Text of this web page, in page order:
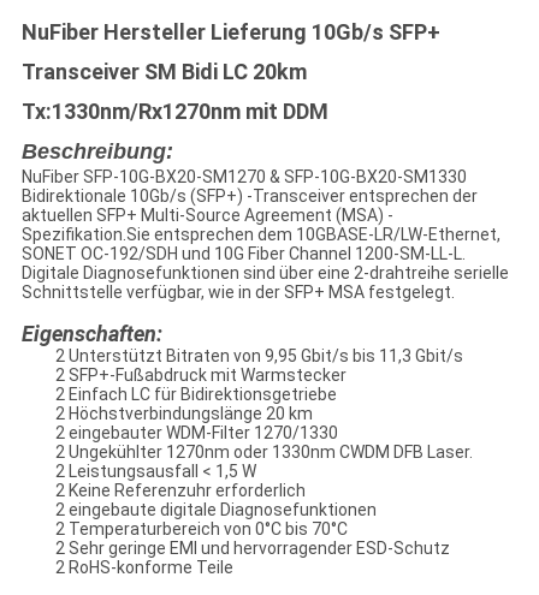
NuFiber Hersteller Lieferung 10Gb/s SFP+
Transceiver SM Bidi LC 20km
Tx:1330nm/Rx1270nm mit DDM
Beschreibung:
NuFiber SFP-10G-BX20-SM1270 & SFP-10G-BX20-SM1330
Bidirektionale 10Gb/s (SFP+) -Transceiver entsprechen der
aktuellen SFP+ Multi-Source Agreement (MSA) -
Spezifikation.Sie entsprechen dem 10GBASE-LR/LW-Ethernet,
SONET OC-192/SDH und 10G Fiber Channel 1200-SM-LL-L.
Digitale Diagnosefunktionen sind über eine 2-drahtreihe serielle
Schnittstelle verfügbar, wie in der SFP+ MSA festgelegt.
Eigenschaften:
2 Unterstützt Bitraten von 9,95 Gbit/s bis 11,3 Gbit/s
2 SFP+-Fußabdruck mit Warmstecker
2 Einfach LC für Bidirektionsgetriebe
2 Höchstverbindungslänge 20 km
2 eingebauter WDM-Filter 1270/1330
2 Ungekühlter 1270nm oder 1330nm CWDM DFB Laser.
2 Leistungsausfall < 1,5 W
2 Keine Referenzuhr erforderlich
2 eingebaute digitale Diagnosefunktionen
2 Temperaturbereich von 0°C bis 70°C
2 Sehr geringe EMI und hervorragender ESD-Schutz
2 RoHS-konforme Teile